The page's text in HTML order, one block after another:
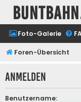
Foto-Galerie
Foren-Übersicht
Anmelden
Benutzername: